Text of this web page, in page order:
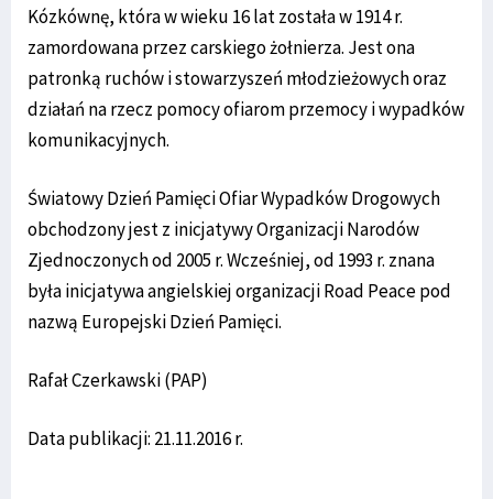
Kózkównę, która w wieku 16 lat została w 1914 r.
zamordowana przez carskiego żołnierza. Jest ona
patronką ruchów i stowarzyszeń młodzieżowych oraz
działań na rzecz pomocy ofiarom przemocy i wypadków
komunikacyjnych.
Światowy Dzień Pamięci Ofiar Wypadków Drogowych
obchodzony jest z inicjatywy Organizacji Narodów
Zjednoczonych od 2005 r. Wcześniej, od 1993 r. znana
była inicjatywa angielskiej organizacji Road Peace pod
nazwą Europejski Dzień Pamięci.
Rafał Czerkawski (PAP)
Data publikacji: 21.11.2016 r.